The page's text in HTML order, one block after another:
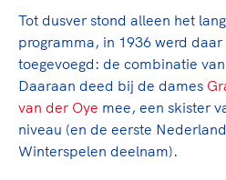
Sport gaat niet
Sport verenigt. Op
een rondje fietsen, door
de sportschool te gaan.
voor Sifan Hassan, Rico
High5 Stappenplan
Ruimte voor sport
Clubondersteuning
Beroepskrachten
Maatschappelijke waarde
Top teamsportcompetities
De TeamNL
De TeamNL Academie biedt
Tot dusver stond alleen het
programma, in 1936 werd
toegevoegd: de combinatie
Daaraan deed bij de dames
van der Oye mee, een skister
niveau (en de eerste
Winterspelen deelnam).